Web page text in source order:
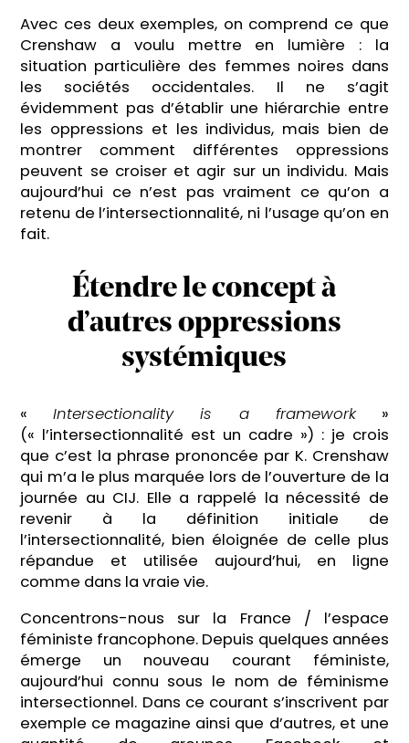
Avec ces deux exemples, on comprend ce que
Crenshaw a voulu mettre en lumière : la
situation particulière des femmes noires dans
les sociétés occidentales. Il ne s’agit
évidemment pas d’établir une hiérarchie entre
les oppressions et les individus, mais bien de
montrer comment différentes oppressions
peuvent se croiser et agir sur un individu. Mais
aujourd’hui ce n’est pas vraiment ce qu’on a
retenu de l’intersectionnalité, ni l’usage qu’on en
fait.
Étendre le concept à
d’autres oppressions
systémiques
«Intersectionality is a framework»
(« l’intersectionnalité est un cadre ») : je crois
que c’est la phrase prononcée par K. Crenshaw
qui m’a le plus marquée lors de l’ouverture de la
journée au CIJ. Elle a rappelé la nécessité de
revenir à la définition initiale de
l’intersectionnalité, bien éloignée de celle plus
répandue et utilisée aujourd’hui, en ligne
comme dans la vraie vie.
Concentrons-nous sur la France / l’espace
féministe francophone. Depuis quelques années
émerge un nouveau courant féministe,
aujourd’hui connu sous le nom de féminisme
intersectionnel. Dans ce courant s’inscrivent par
exemple ce magazine ainsi que d’autres, et une